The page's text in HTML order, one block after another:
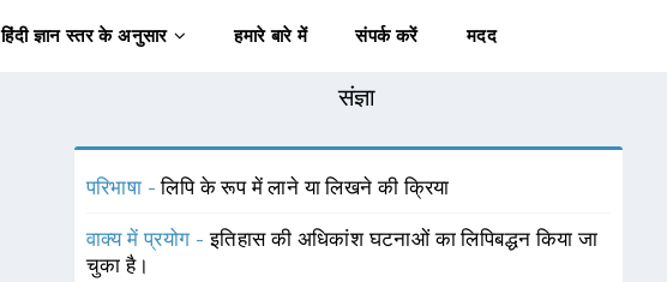
हिंदी ज्ञान स्तर के अनुसार हमारे बारे में संपर्क करें मदद
संज्ञा
परिभाषा -लिपि के रूप में लाने या लिखने की क्रिया
वाक्य में प्रयोग -इतिहास की अधिकांश घटनाओं का लिपिबद्धन किया जा
चुका है।